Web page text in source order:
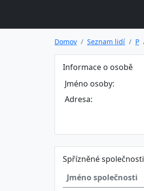
Domov Seznam lidí P
Informace o osobě
Jméno osoby:
Adresa:
Spřízněné společnosti
Jméno společnosti